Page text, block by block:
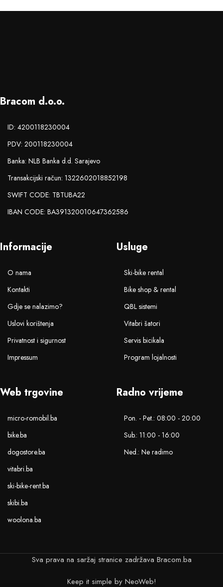
Bracom d.o.o.
ID: 4200118230004
PDV: 200118230004
Banka: NLB Banka d.d. Sarajevo
Transakcijski račun: 1322602018852198
SWIFT CODE: TBTUBA22
IBAN CODE: BA391320010647362586
Informacije
O nama
Kontakti
Gdje se nalazimo?
Uslovi korištenja
Privatnost i sigurnost
Impressum
Usluge
Ski-bike rental
Bike shop & rental
QBL sistemi
Vitabri šatori
Servis bicikala
Program lojalnosti
Web trgovine
micro-romobil.ba
bike.ba
dogostore.ba
vitabri.ba
ski-bike-rent.ba
skibi.ba
woolona.ba
Radno vrijeme
Pon. - Pet.: 08:00 - 20:00
Sub.: 11:00 - 16:00
Ned.: Ne radimo
Sva prava na saržaj stranice zadržava Bracom.ba
Keep it simple by NeoWeb!